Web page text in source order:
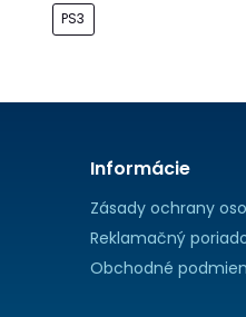
PS3
Informácie
Zásady ochrany
Reklamačný
Obchodné